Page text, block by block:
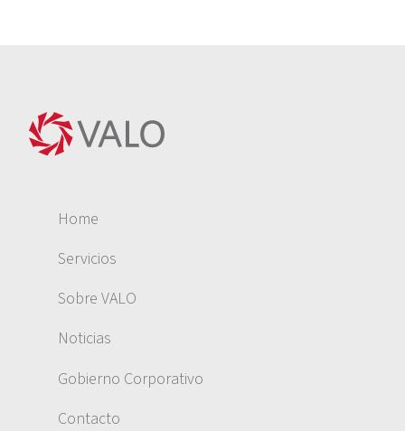
Home
Servicios
Sobre VALO
Noticias
Gobierno Corporativo
Contacto